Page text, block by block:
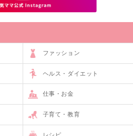
ファッション
ヘルス・ダイエット
仕事・お金
子育て・教育